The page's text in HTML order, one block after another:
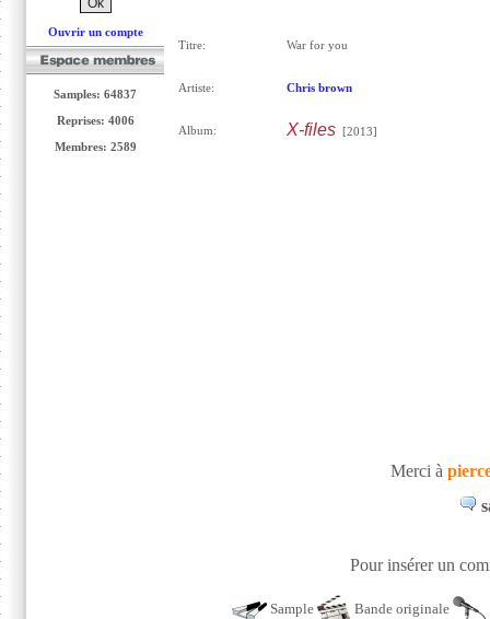
Ouvrir un compte
Samples: 64837
Reprises: 4006
Membres: 2589
Titre: War for you
Artiste: Chris brown
Album: X-files[2013]
Merci à
Pour insérer un
Sample Bande originale